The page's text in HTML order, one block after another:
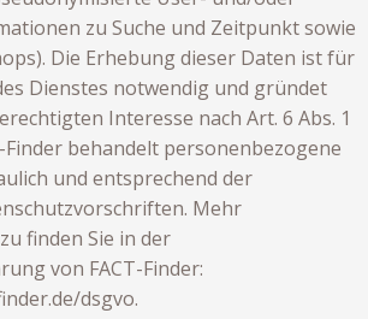
zu Suche und Zeitpunkt sowie
Die Erhebung dieser Daten ist für
Dienstes notwendig und gründet
Interesse nach Art. 6 Abs. 1
Finder behandelt personenbezogene
und entsprechend der
Mehr
finden Sie in der
von FACT-Finder:
dsgvo.